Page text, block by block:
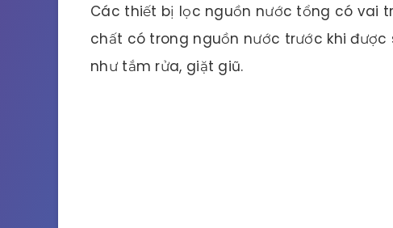
Các thiết bị lọc nguồn nước tổng có vai
chất có trong nguồn nước trước khi
như tắm rửa, giặt giũ.